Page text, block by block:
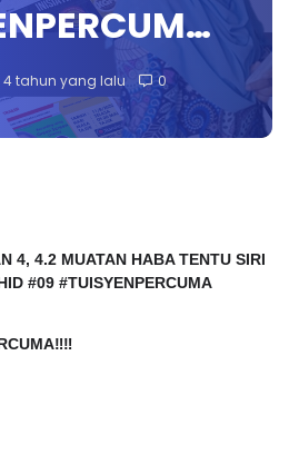
4 tahun yang lalu 0
4, 4.2 MUATAN HABA TENTU SIRI
1